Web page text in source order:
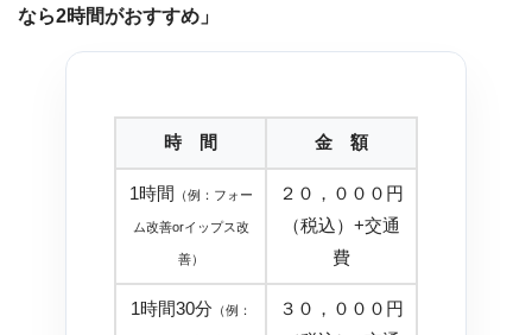
なら2時間がおすすめ」
時 間 金 額
1時間 （例：フォー
ム改善orイップス改
善）
２０，０００円
（税込）+交通
費
1時間30分 （例：
３０，０００円